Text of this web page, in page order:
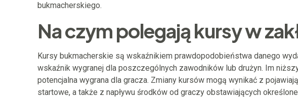
bukmacherskiego.
Na czym polegają kursy w
Kursy bukmacherskie są wskaźnikiem prawdopodobieństwa danego
wskaźnik wygranej dla poszczególnych zawodników lub drużyn. Im
potencjalna wygrana dla gracza. Zmiany kursów mogą wynikać z
startowe, a także z napływu środków od graczy obstawiających